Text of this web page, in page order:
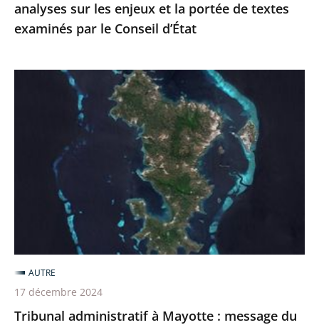
portée
de
examinés
analyses sur les enjeux et la portée de textes
examinés par le Conseil d’État
administratif
message
du
Conseil
d'État
Tribunal administratif à Mayotte : message du
AUTRE
17 décembre 2024